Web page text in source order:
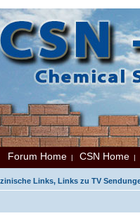
Forum Home | CSN Home
Links, Links zu TV